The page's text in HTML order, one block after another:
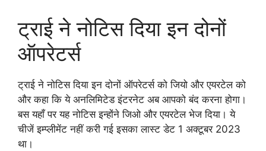
ट्राई ने नोटिस दिया इन दोनों
ऑपरेटर्स
ट्राई ने नोटिस दिया इन दोनों ऑपरेटर्स को जियो और एयरटेल को
और कहा कि ये अनलिमिटेड इंटरनेट अब आपको बंद करना होगा।
बस यहाँ पर यह नोटिस इन्होंने जिओ और एयरटेल भेज दिया। ये
चीजें इम्प्लीमेंट नहीं करी गई इसका लास्ट डेट 1 अक्टूबर 2023
था।